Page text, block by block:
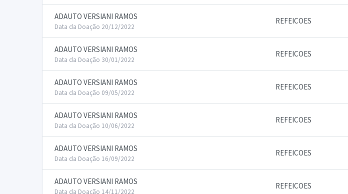
ADAUTO VERSIANI RAMOS
Data da Doação 20/12/2022
REFEICOES
ADAUTO VERSIANI RAMOS
Data da Doação 30/01/2022
REFEICOES
ADAUTO VERSIANI RAMOS
Data da Doação 09/05/2022
REFEICOES
ADAUTO VERSIANI RAMOS
Data da Doação 10/06/2022
REFEICOES
ADAUTO VERSIANI RAMOS
Data da Doação 16/09/2022
REFEICOES
ADAUTO VERSIANI RAMOS
Data da Doação 14/11/2022
REFEICOES